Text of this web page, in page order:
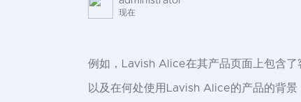
现在
例如，Lavish Alice在其产品页面上包含
以及在何处使用Lavish Alice的产品的背